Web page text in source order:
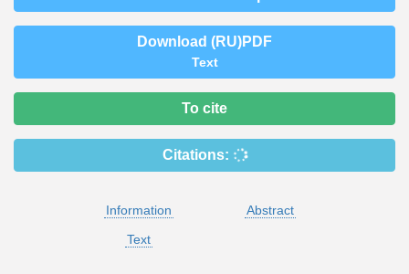
Download (RU)PDF
Text
To cite
Citations:
Information
Abstract
Text